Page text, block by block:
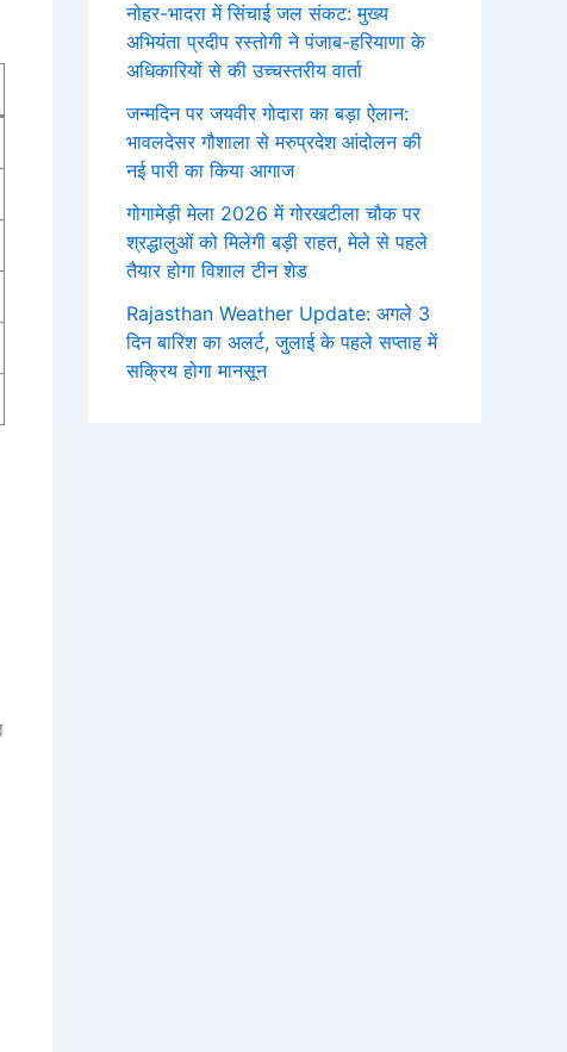
नोहर-भादरा में सिंचाई जल संकट: मुख्य
अभियंता प्रदीप रस्तोगी ने पंजाब-हरियाणा के
अधिकारियों से की उच्चस्तरीय वार्ता
जन्मदिन पर जयवीर गोदारा का बड़ा ऐलान:
भावलदेसर गौशाला से मरुप्रदेश आंदोलन की
नई पारी का किया आगाज
गोगामेड़ी मेला 2026 में गोरखटीला चौक पर
श्रद्धालुओं को मिलेगी बड़ी राहत, मेले से पहले
तैयार होगा विशाल टीन शेड
Rajasthan Weather Update: अगले 3
दिन बारिश का अलर्ट, जुलाई के पहले सप्ताह में
सक्रिय होगा मानसून